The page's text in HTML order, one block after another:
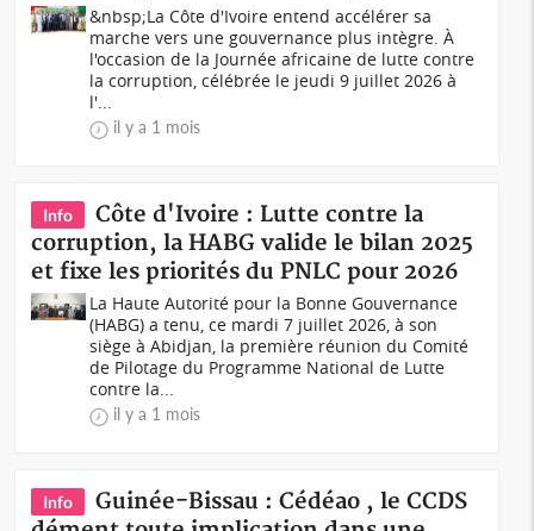
&nbsp;La Côte d'Ivoire entend accélérer sa
marche vers une gouvernance plus intègre. À
l'occasion de la Journée africaine de lutte contre
la corruption, célébrée le jeudi 9 juillet 2026 à
l'...
il y a 1 mois
Info
Côte d'Ivoire : Lutte contre la
corruption, la HABG valide le bilan 2025
et fixe les priorités du PNLC pour 2026
La Haute Autorité pour la Bonne Gouvernance
(HABG) a tenu, ce mardi 7 juillet 2026, à son
siège à Abidjan, la première réunion du Comité
de Pilotage du Programme National de Lutte
contre la...
il y a 1 mois
Info
Guinée-Bissau : Cédéao , le CCDS